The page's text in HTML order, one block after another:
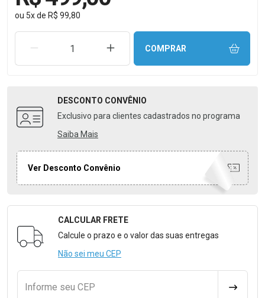
ou 5xde R$ 99,80
REMOVER UMA UNIDADEAUMENTAR UMA UNIDADE
COMPRAR
DESCONTO CONVÊNIO
Exclusivo para clientes cadastrados no programa
Saiba Mais
Ver Desconto Convênio
Formulário para Calcular o Frete
CALCULAR FRETE
Calcule o prazo e o valor das suas entregas
Não sei meu CEP
Informe seu CEP